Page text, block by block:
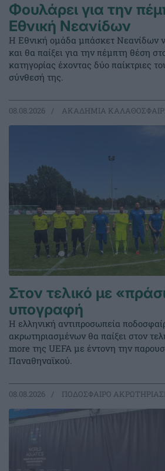
Φουλάρει για την
Εθνική Νεανίδων
Η Εθνική ομάδα μπάσκετ Νεανίδων
και θα παίξει για την πέμπτη θέση
κατηγορίας έχοντας δύο παίκτριες
σύνθεσή της.
08.08.2026 ΑΚΑΔΗΜΙΑ
Στον τελικό με
υπογραφή
Η ελληνική αντιπροσωπεία
ακρωτηριασμένων θα παίξει στον
more της UEFA με έντονη την
Παναθηναϊκού.
08.08.2026 ΠΟΔΟΣΦΑΙΡΟ